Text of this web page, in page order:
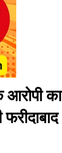
का